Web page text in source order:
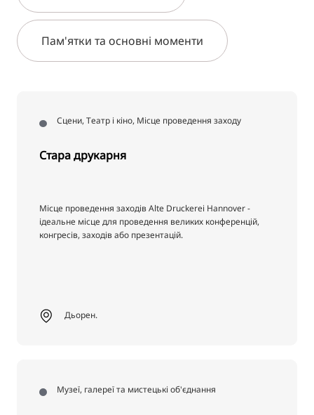
Пам'ятки та основні моменти
Сцени, Театр і кіно, Місце проведення заходу
Стара друкарня
Місце проведення заходів Alte Druckerei Hannover -
ідеальне місце для проведення великих конференцій,
конгресів, заходів або презентацій.
Дьорен.
Музеї, галереї та мистецькі об'єднання